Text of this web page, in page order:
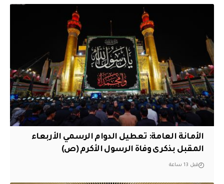
الأمانة العامة: تعطيل الدوام الرسمي الأربعاء
المقبل بذكرى وفاة الرسول الأكرم (ص)
قبل 13 ساعة